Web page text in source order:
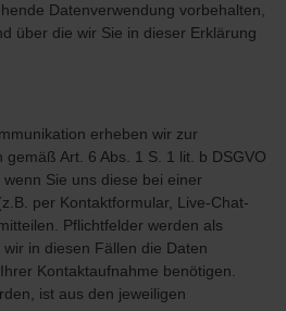
Datenverwendung vorbehalten,
über die wir Sie in dieser Erklärung
erheben wir zur
Art. 6 Abs. 1 S. 1 lit. b DSGVO
Sie uns diese bei einer
per Kontaktformular, Live-Chat-
Pflichtfelder werden als
in diesen Fällen die Daten
Kontaktaufnahme benötigen.
ist aus den jeweiligen